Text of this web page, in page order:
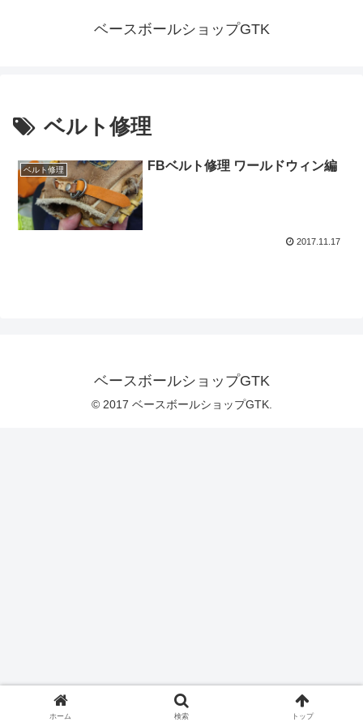
ベースボールショップGTK
ベルト修理
ベルト修理 FBベルト修理 ワールドウィン編
2017.11.17
ベースボールショップGTK
© 2017 ベースボールショップGTK.
ホーム 検索 トップ